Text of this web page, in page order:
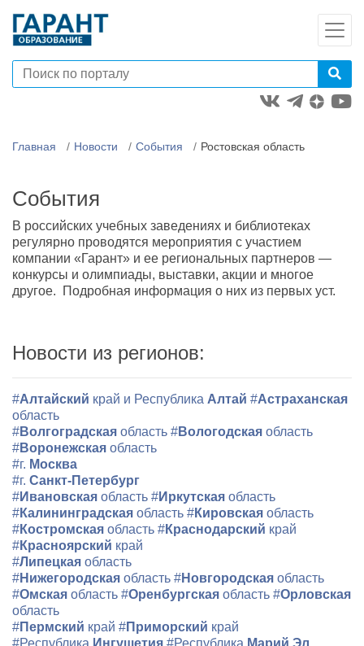
Главная Новости События Ростовская область
События
В российских учебных заведениях и библиотеках
регулярно проводятся мероприятия с участием
компании «Гарант» и ее региональных партнеров —
конкурсы и олимпиады, выставки, акции и многое
другое. Подробная информация о них из первых уст.
Новости из регионов:
#Алтайский край и Республика Алтай #Астраханская
область
#Волгоградская область #Вологодская область
#Воронежская область
#г. Москва
#г. Санкт-Петербург
#Ивановская область #Иркутская область
#Калининградская область #Кировская область
#Костромская область #Краснодарский край
#Красноярский край
#Липецкая область
#Нижегородская область #Новгородская область
#Омская область #Оренбургская область #Орловская
область
#Пермский край #Приморский край